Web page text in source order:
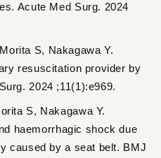
Acute Med Surg. 2024
S, Nakagawa Y.
resuscitation provider by
2024 ;11(1):e969.
S, Nakagawa Y.
haemorrhagic shock due
caused by a seat belt. BMJ